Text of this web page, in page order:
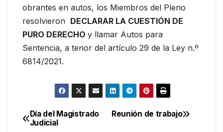
obrantes en autos, los Miembros del Pleno
resolvieron DECLARAR LA CUESTIÓN DE
PURO DERECHO y llamar Autos para
Sentencia, a tenor del artículo 29 de la Ley n.º
6814/2021.
Navegación
Reunión de trabajo
Día del Magistrado
Judicial